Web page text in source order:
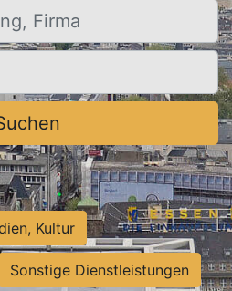
Kultur
Sonstige Dienstleistungen